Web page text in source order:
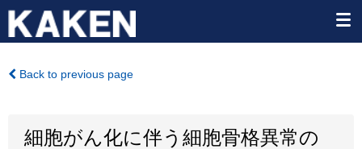
Back to previous page
細胞がん化に伴う細胞骨格異常の